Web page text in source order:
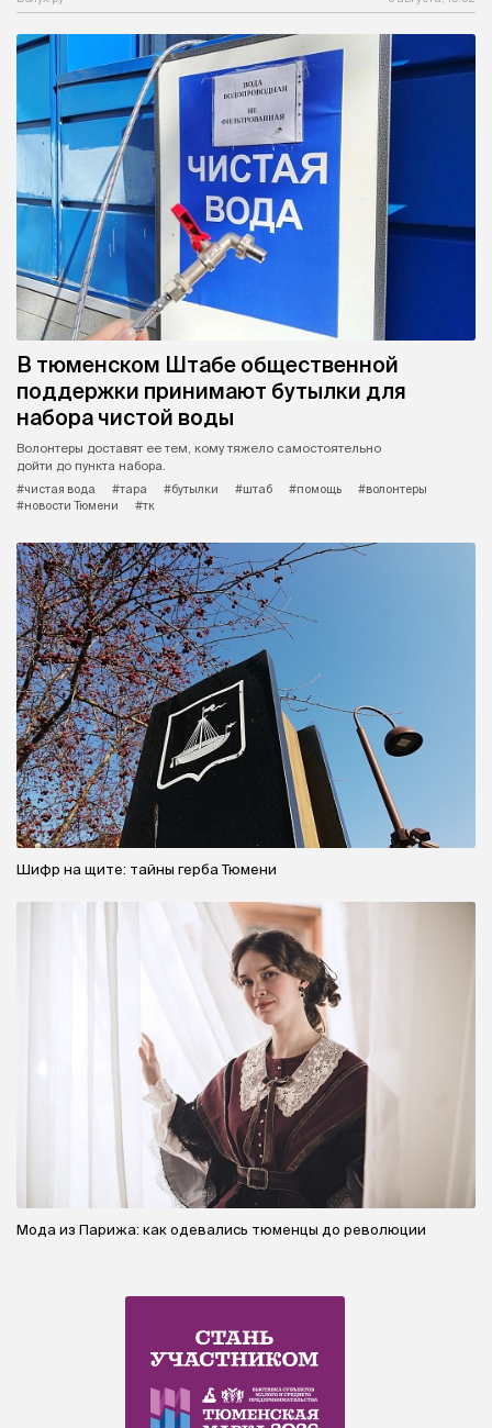
В тюменском Штабе общественной
поддержки принимают бутылки для
набора чистой воды
Волонтеры доставят ее тем, кому тяжело самостоятельно
дойти до пункта набора.
#чистая вода
#тара #бутылки #штаб #помощь
#волонтеры
#новости Тюмени
#тк
Шифр на щите: тайны герба Тюмени
Мода из Парижа: как одевались тюменцы до революции